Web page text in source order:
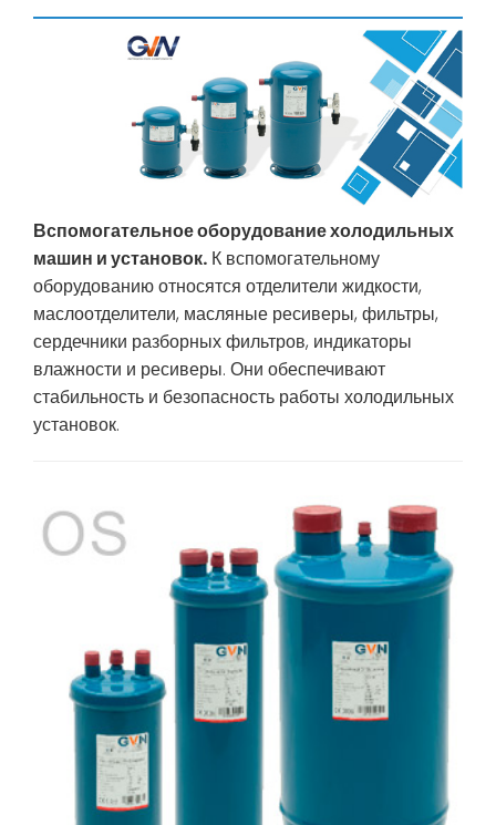
Вспомогательное оборудование холодильных
машин и установок. К вспомогательному
оборудованию относятся отделители жидкости,
маслоотделители, масляные ресиверы, фильтры,
сердечники разборных фильтров, индикаторы
влажности и ресиверы. Они обеспечивают
стабильность и безопасность работы холодильных
установок.